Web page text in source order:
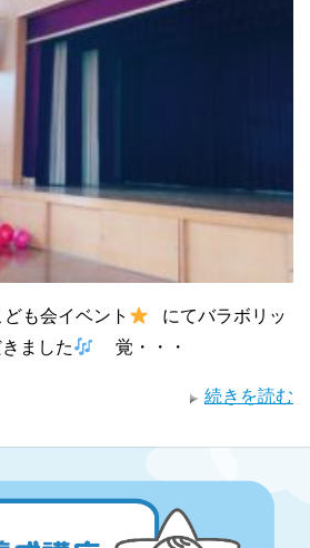
も会イベント
にてバラボリッ
ました
覚・・・
続きを読む